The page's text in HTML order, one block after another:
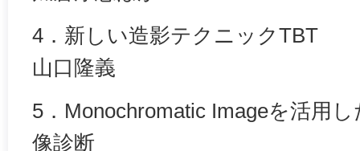
4．新しい造影テクニックTBT
山口隆義
5．Monochromatic Imageを活用
像診断